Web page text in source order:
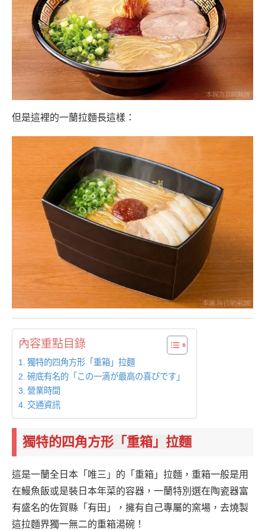
但是這裡的一蘭拉麵長這樣：
內容重點目錄
獨特的四角方形「重箱」拉麵
碗底有名的「この一滴が最高の喜びです」
營業時間
交通資訊
獨特的四角方形「重箱」拉麵
這是一蘭全日本「唯三」的「重箱」拉麵，重箱一般是用
在鰻魚飯或是裝日本年菜的容器，一蘭特別選在陶瓷器富
有盛名的佐賀縣「有田」，擁有自己專屬的窯場，去燒製
這拉麵界獨一無二的重箱湯碗！